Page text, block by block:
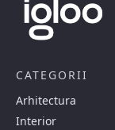
CATEGORII
Arhitectura
Interior